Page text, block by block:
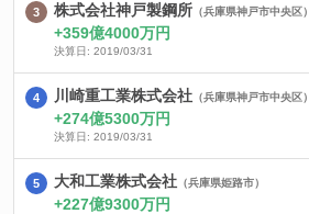
株式会社神戸製鋼所 （兵庫県神戸市中央区）
359億4000万円
決算日: 2019/03/31
川崎重工業株式会社 （兵庫県神戸市中央区）
274億5300万円
決算日: 2019/03/31
大和工業株式会社 （兵庫県姫路市）
227億9300万円